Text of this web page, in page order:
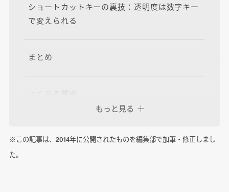
ショートカットキーの裏技：透明度は数字キー
で変えられる
まとめ
Illustratorのショートカットキーをカスタマイ
ショートカットキーの裏技は？
もっと見る
※この記事は、2014年に公開されたものを編集部で加筆・修正しまし
た。